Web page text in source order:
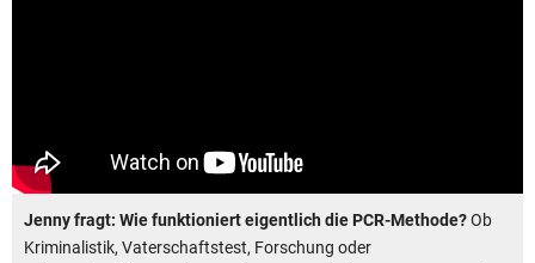
Jenny fragt: Wie funktioniert eigentlich die PCR-Methode?Ob
Kriminalistik, Vaterschaftstest, Forschung oder